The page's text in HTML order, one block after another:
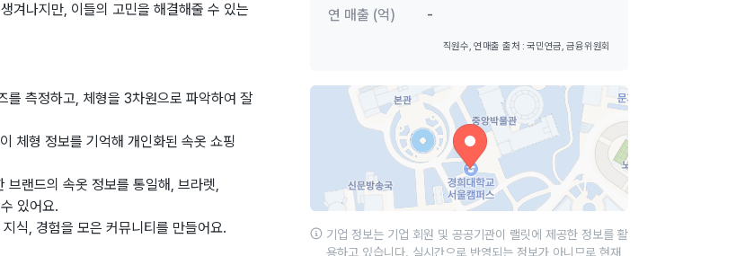
겨나지만, 이들의 고민을 해결해줄 수 있는
를 측정하고, 체형을 3차원으로 파악하여 잘
체형 정보를 기억해 개인화된 속옷 쇼핑
랜드의 속옷 정보를 통일해, 브라렛,
있어요.
식, 경험을 모은 커뮤니티를 만들어요.
연 매출 (억) -
직원수, 연매출 출처 : 국민연금, 금융위원회
기업 정보는 기업 회원 및 공공기관이 랠릿에 제공한 정보를 활
용하고 있습니다. 실시간으로 반영되는 정보가 아니므로 현재